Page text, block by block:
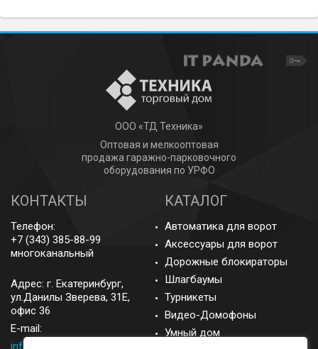
ООО «ТД Техника»
Оптовая и мелкооптовая
продажа гаражно-парковочного
оборудования по УРФО
КОНТАКТЫ
Телефон:
+7 (343) 385-88-99
многоканальный
Адрес: г. Екатеринбург,
ул.Данилы Зверева, 31Е,
офис 36
E-mail:
info@came-ekb.ru
КАТАЛОГ
Автоматика для ворот
Аксессуары для ворот
Дорожные блокираторы
Шлагбаумы
Турникеты
Видео-Домофоны
Умный дом